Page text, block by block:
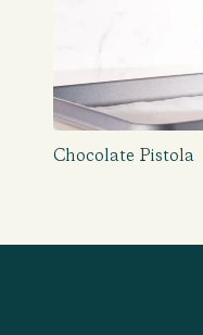
Chocolate Pistola